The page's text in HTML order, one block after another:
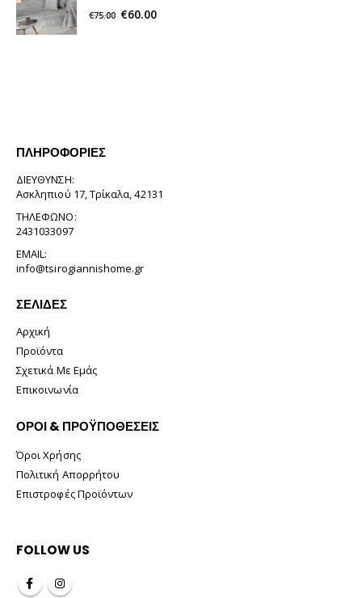
€75.00 €60.00
ΠΛΗΡΟΦΟΡΊΕΣ
ΔΙΕΎΘΥΝΣΗ:
Ασκληπιού 17, Τρίκαλα, 42131
ΤΗΛΈΦΩΝΟ:
2431033097
EMAIL:
info@tsirogiannishome.gr
ΣΕΛΊΔΕΣ
Αρχική
Προϊόντα
Σχετικά Με Εμάς
Επικοινωνία
ΟΡΟΙ & ΠΡΟΫΠΟΘΕΣΕΙΣ
Όροι Χρήσης
Πολιτική Απορρήτου
Επιστροφές Προϊόντων
FOLLOW US